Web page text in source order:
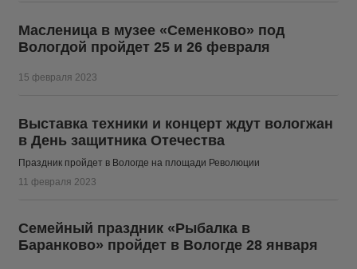
Масленица в музее «Семенково» под
Вологдой пройдет 25 и 26 февраля
15 февраля 2023
Выставка техники и концерт ждут вологжан
в День защитника Отечества
Праздник пройдет в Вологде на площади Революции
11 февраля 2023
Семейный праздник «Рыбалка в
Баранково» пройдет в Вологде 28 января